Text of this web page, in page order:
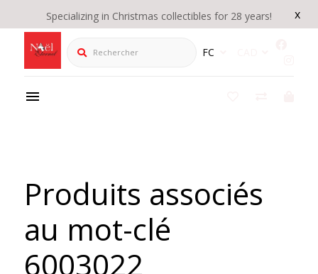
x
Specializing in Christmas collectibles for 28 years!
Rechercher FC
Produits associés
au mot-clé
6003022